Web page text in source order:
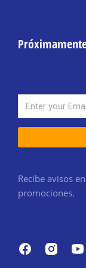
Recibe avisos
promociones.